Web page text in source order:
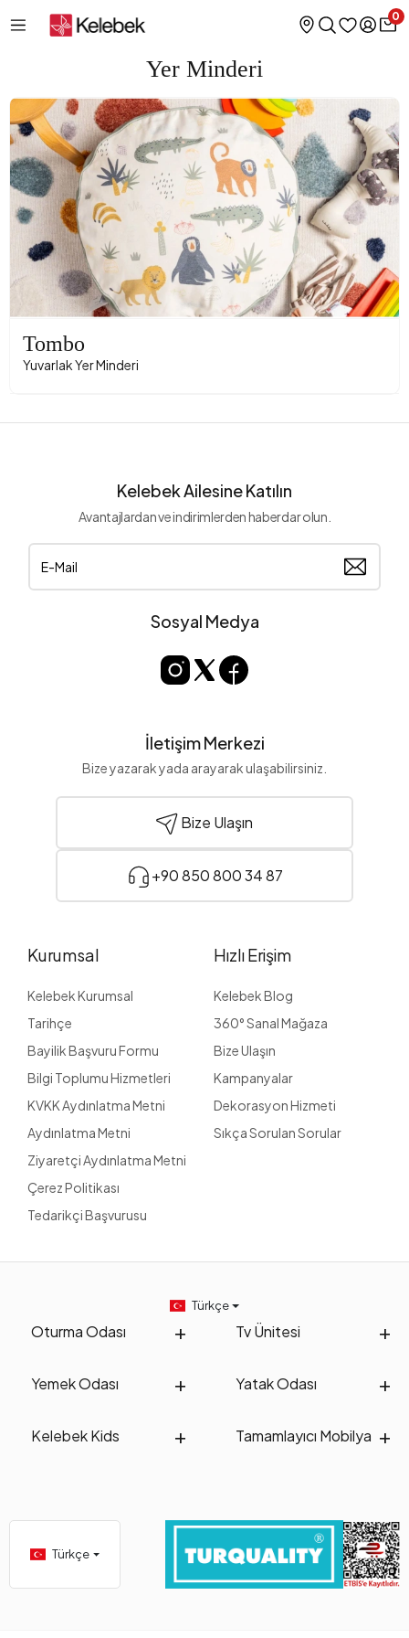
0
Yer Minderi
Tombo
Yuvarlak Yer Minderi
Kelebek Ailesine Katılın
Avantajlardan ve indirimlerden haberdar olun.
Sosyal Medya
İletişim Merkezi
Bize yazarak yada arayarak ulaşabilirsiniz.
Bize Ulaşın
+90 850 800 34 87
Kurumsal
Kelebek Kurumsal
Tarihçe
Bayilik Başvuru Formu
Bilgi Toplumu Hizmetleri
KVKK Aydınlatma Metni
Aydınlatma Metni
Ziyaretçi Aydınlatma Metni
Çerez Politikası
Tedarikçi Başvurusu
Hızlı Erişim
Kelebek Blog
360° Sanal Mağaza
Bize Ulaşın
Kampanyalar
Dekorasyon Hizmeti
Sıkça Sorulan Sorular
Oturma Odası Tv Ünitesi
Yemek Odası Yatak Odası
Kelebek Kids Tamamlayıcı Mobilya
Türkçe
Türkçe